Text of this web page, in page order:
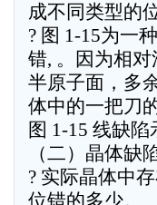
成不同类型的
? 图 1-15为一
错, 。因为相
半原子面，多
体中的一把刀
图 1-15 线缺陷
（二）晶体缺
? 实际晶体中
位错的多少。